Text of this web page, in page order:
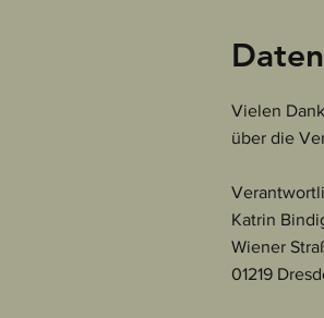
Vielen
über die
Katrin
Wiener
01219